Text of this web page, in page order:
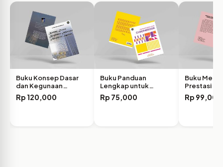
Buku Konsep Dasar
dan Kegunaan
Informasi…
Rp 120,000
Buku Panduan
Lengkap untuk
Google Chromebook
Rp 75,000
Buku
Prestasi
dengan
Rp 99,000